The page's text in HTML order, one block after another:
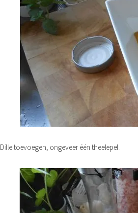
Dille toevoegen, ongeveer één theelepel.